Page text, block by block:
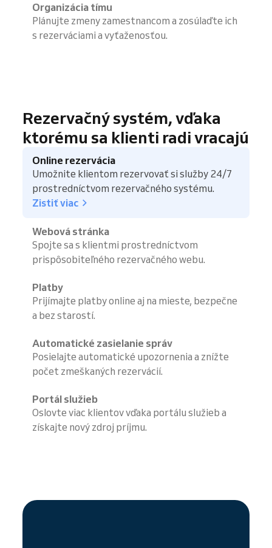
Organizácia tímu
Plánujte zmeny zamestnancom a zosúlaďte ich
s rezerváciami a vyťaženosťou.
Rezervačný systém, vďaka
ktorému sa klienti radi vracajú
Online rezervácia
Umožnite klientom rezervovať si služby 24/7
prostredníctvom rezervačného systému.
Zistiť viac
Webová stránka
Spojte sa s klientmi prostredníctvom
prispôsobiteľného rezervačného webu.
Platby
Prijímajte platby online aj na mieste, bezpečne
a bez starostí.
Automatické zasielanie správ
Posielajte automatické upozornenia a znížte
počet zmeškaných rezervácií.
Portál služieb
Oslovte viac klientov vďaka portálu služieb a
získajte nový zdroj príjmu.